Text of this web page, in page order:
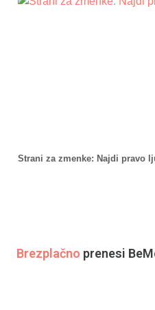
Strani za zmenke: Najdi pravo
Brezplačno prenesi